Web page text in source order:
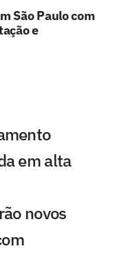
São Paulo com
e
em alta
novos